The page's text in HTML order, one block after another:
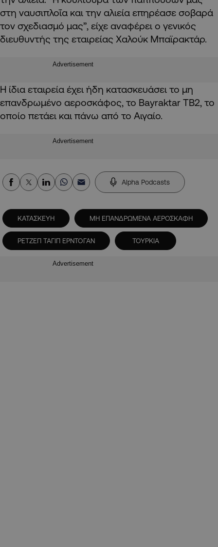
στη ναυσιπλοΐα και την αλιεία επηρέασε σοβαρά
τον σχεδιασμό μας”, είχε αναφέρει ο γενικός
διευθυντής της εταιρείας Χαλούκ Μπαϊρακτάρ.
Advertisement
Η ίδια εταιρεία έχει ήδη κατασκευάσει το μη
επανδρωμένο αεροσκάφος, το Bayraktar TB2, το
οποίο πετάει και πάνω από το Αιγαίο.
Advertisement
Alpha Podcasts
ΚΑΤΑΣΚΕΥΗ ΜΗ ΕΠΑΝΔΡΩΜΕΝΑ ΑΕΡΟΣΚΑΦΗ
ΡΕΤΖΕΠ ΤΑΓΙΠ ΕΡΝΤΟΓΑΝ ΤΟΥΡΚΙΑ
Advertisement